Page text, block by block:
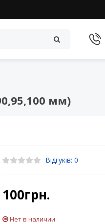
мм)
Відгуків: 0
100грн.
Нет в наличии